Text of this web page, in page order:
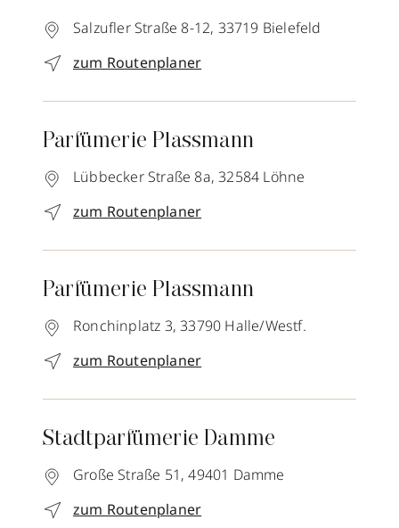
Salzufler Straße 8-12, 33719 Bielefeld
zum Routenplaner
Parfümerie Plassmann
Lübbecker Straße 8a, 32584 Löhne
zum Routenplaner
Parfümerie Plassmann
Ronchinplatz 3, 33790 Halle/Westf.
zum Routenplaner
Stadtparfümerie Damme
Große Straße 51, 49401 Damme
zum Routenplaner